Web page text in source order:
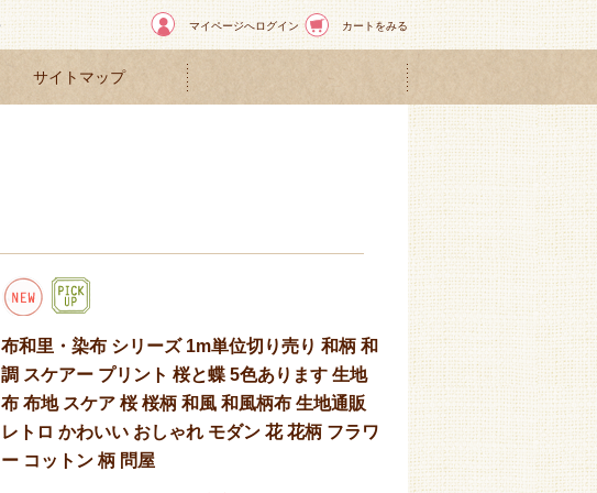
マイページへログイン カートをみる
サイトマップ
布和里・染布 シリーズ 1m単位切り売り 和柄 和
調 スケアー プリント 桜と蝶 5色あります 生地
布 布地 スケア 桜 桜柄 和風 和風柄布 生地通販
レトロ かわいい おしゃれ モダン 花 花柄 フラワ
ー コットン 柄 問屋